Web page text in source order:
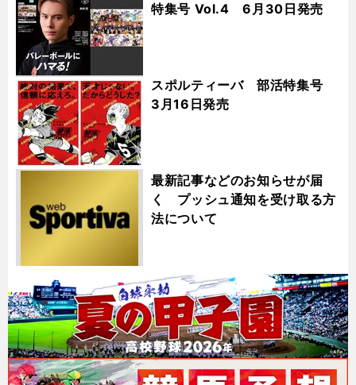
特集号 Vol.4 6月30日発売
スポルティーバ 部活特集号
3月16日発売
最新記事などのお知らせが届
く プッシュ通知を受け取る方
法について